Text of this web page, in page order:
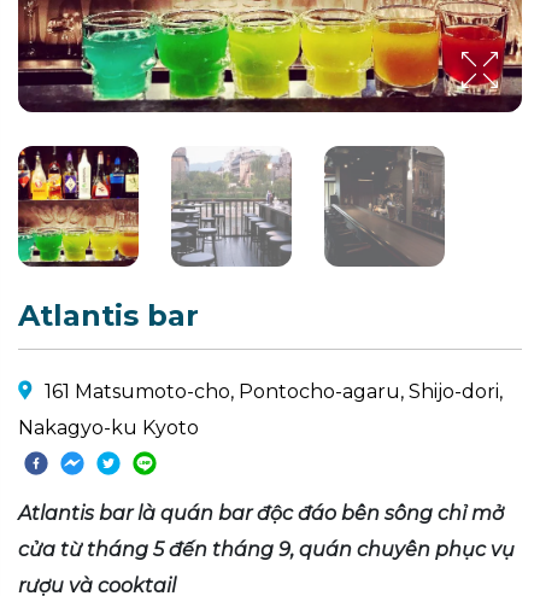
Atlantis bar
161 Matsumoto-cho, Pontocho-agaru, Shijo-dori,
Nakagyo-ku Kyoto
Atlantis bar là quán bar độc đáo bên sông chỉ mở
cửa từ tháng 5 đến tháng 9, quán chuyên phục vụ
rượu và cooktail